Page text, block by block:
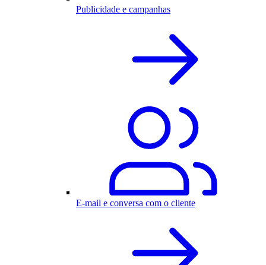
Publicidade e campanhas
E-mail e conversa com o cliente